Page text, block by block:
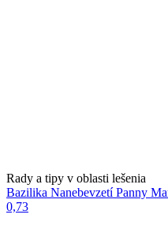
Rady a tipy v oblasti lešenia
Bazilika Nanebevzetí Panny
0,73